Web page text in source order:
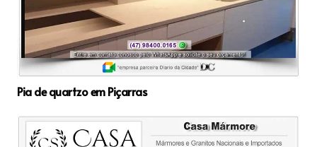
Pia de quartzo em Piçarras